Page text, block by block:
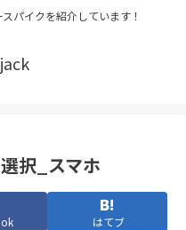
パイクを紹介しています！
択_スマホ
はてブ